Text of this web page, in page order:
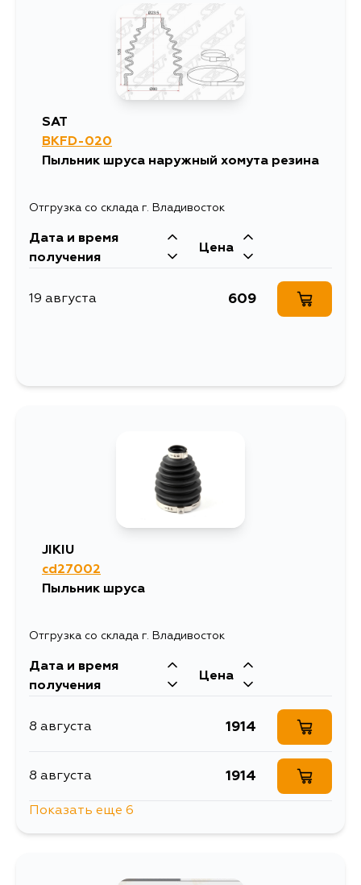
SAT
BKFD-020
Пыльник шруса наружный хомута резина
Отгрузка со склада г. Владивосток
Дата и время
получения
Цена
19 августа 609
JIKIU
cd27002
Пыльник шруса
Отгрузка со склада г. Владивосток
Дата и время
получения
Цена
8 августа 1914
8 августа 1914
Показать еще 6